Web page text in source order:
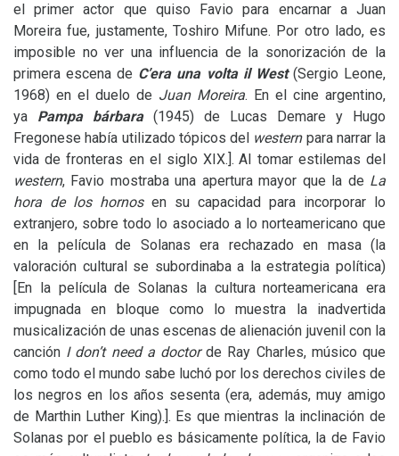
el primer actor que quiso Favio para encarnar a Juan
Moreira fue, justamente, Toshiro Mifune. Por otro lado, es
imposible no ver una influencia de la sonorización de la
primera escena de C’era una volta il West (Sergio Leone,
1968) en el duelo de Juan Moreira. En el cine argentino,
ya Pampa bárbara (1945) de Lucas Demare y Hugo
Fregonese había utilizado tópicos del western para narrar la
vida de fronteras en el sigloXIX.]. Al tomar estilemas del
western, Favio mostraba una apertura mayor que la de La
hora de los hornos en su capacidad para incorporar lo
extranjero, sobre todo lo asociado a lo norteamericano que
en la película de Solanas era rechazado en masa (la
valoración cultural se subordinaba a la estrategia política)
[En la película de Solanas la cultura norteamericana era
impugnada en bloque como lo muestra la inadvertida
musicalización de unas escenas de alienación juvenil con la
canción I don’t need a doctorde Ray Charles, músico que
como todo el mundo sabe luchó por los derechos civiles de
los negros en los años sesenta (era, además, muy amigo
de Marthin Luther King).]. Es que mientras la inclinación de
Solanas por el pueblo es básicamente política, la de Favio